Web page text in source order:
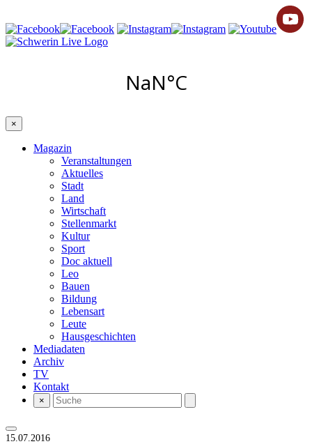
×
Magazin
Veranstaltungen
Aktuelles
Stadt
Land
Wirtschaft
Stellenmarkt
Kultur
Sport
Doc aktuell
Leo
Bauen
Bildung
Lebensart
Leute
Hausgeschichten
Mediadaten
Archiv
TV
Kontakt
×
15.07.2016